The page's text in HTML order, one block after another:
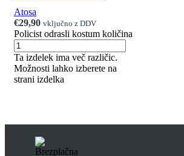
Atosa
€29,90 vključno z DDV
Policist odrasli kostum količina
Ta izdelek ima več različic.
Možnosti lahko izberete na
strani izdelka